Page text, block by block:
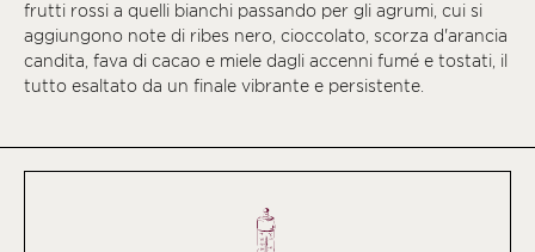
frutti rossi a quelli bianchi passando per gli agrumi, cui si
aggiungono note di ribes nero, cioccolato, scorza d'arancia
candita, fava di cacao e miele dagli accenni fumé e tostati, il
tutto esaltato da un finale vibrante e persistente.‍